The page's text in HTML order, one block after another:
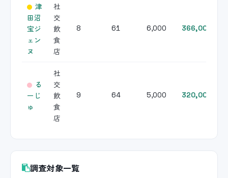
津
田沼
宝ジ
ェン
ヌ
社
交
飲
食
店
8 61 6,000 366,000
る
ーじ
ゅ
社
交
飲
食
店
9 64 5,000 320,000
調査対象一覧